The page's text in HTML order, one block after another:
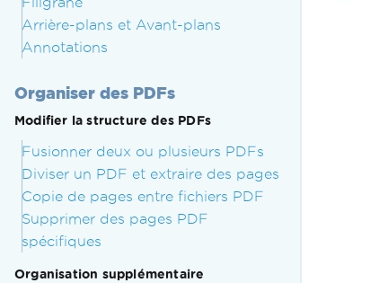
Arrière-plans et Avant-plans
Annotations
Organiser des PDFs
Modifier la structure des PDFs
Fusionner deux ou plusieurs PDFs
Diviser un PDF et extraire des pages
Copie de pages entre fichiers PDF
Supprimer des pages PDF
spécifiques
Organisation supplémentaire